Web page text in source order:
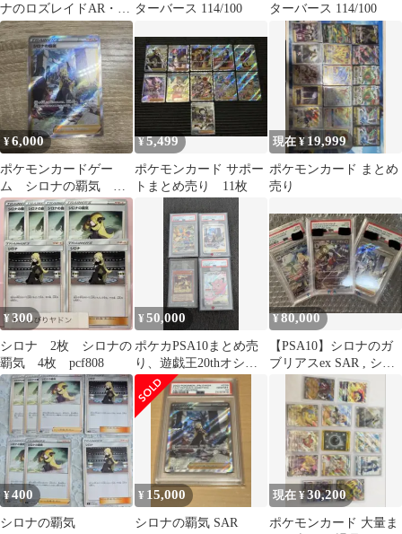
ナのロズレイドAR・シ
ロナのミカルゲAR シ
ロナ3枚セット
ターバース 114/100
ターバース 114/100
¥6,000
ポケモンカードゲー
ム シロナの覇気
SAR
¥5,499
ポケモンカード サポー
トまとめ売り 11枚
現在 ¥ 19,999
ポケモンカード まとめ
売り
¥300
シロナ 2枚 シロナの
覇気 4枚 pcf808
¥50,000
ポケカPSA10まとめ売
り、遊戯王20thオシリ
ス
¥80,000
【PSA10】シロナのガ
ブリアスex SAR , シロ
ナの覇気 他 3枚セット
¥400
シロナの覇気
¥ 15,000
シロナの覇気 SAR
現在 ¥30,200
ポケモンカード 大量ま